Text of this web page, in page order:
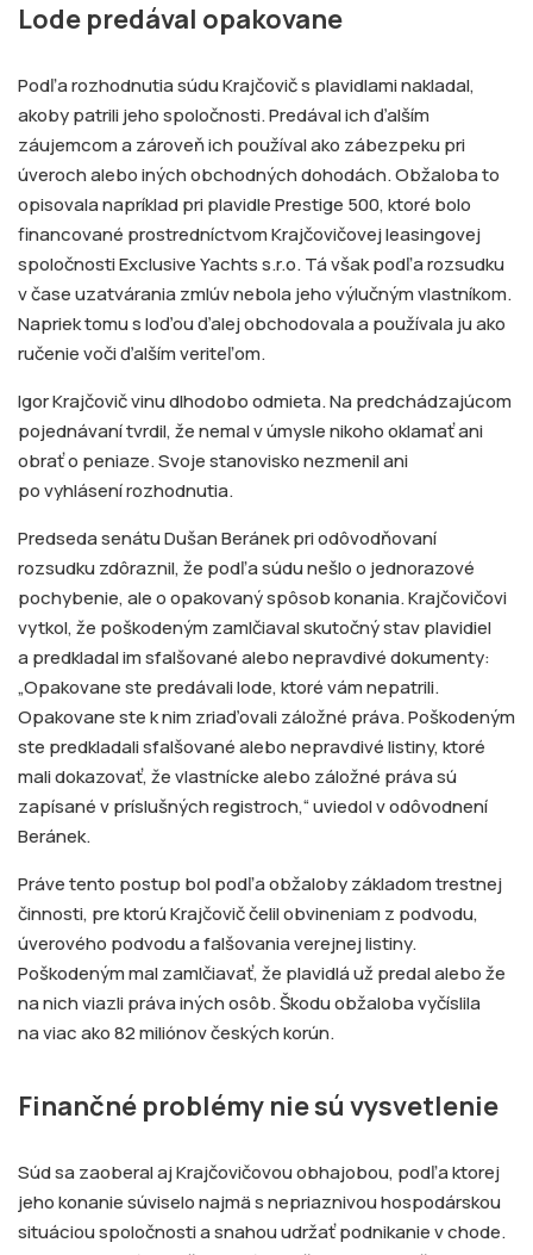
Lode predával opakovane
Podľa rozhodnutia súdu Krajčovič s plavidlami nakladal,
akoby patrili jeho spoločnosti. Predával ich ďalším
záujemcom a zároveň ich používal ako zábezpeku pri
úveroch alebo iných obchodných dohodách. Obžaloba to
opisovala napríklad pri plavidle Prestige 500, ktoré bolo
financované prostredníctvom Krajčovičovej leasingovej
spoločnosti Exclusive Yachts s.r.o. Tá však podľa rozsudku
v čase uzatvárania zmlúv nebola jeho výlučným vlastníkom.
Napriek tomu s loďou ďalej obchodovala a používala ju ako
ručenie voči ďalším veriteľom.
Igor Krajčovič vinu dlhodobo odmieta. Na predchádzajúcom
pojednávaní tvrdil, že nemal v úmysle nikoho oklamať ani
obrať o peniaze. Svoje stanovisko nezmenil ani
po vyhlásení rozhodnutia.
Predseda senátu Dušan Beránek pri odôvodňovaní
rozsudku zdôraznil, že podľa súdu nešlo o jednorazové
pochybenie, ale o opakovaný spôsob konania. Krajčovičovi
vytkol, že poškodeným zamlčiaval skutočný stav plavidiel
a predkladal im sfalšované alebo nepravdivé dokumenty:
„Opakovane ste predávali lode, ktoré vám nepatrili.
Opakovane ste k nim zriaďovali záložné práva. Poškodeným
ste predkladali sfalšované alebo nepravdivé listiny, ktoré
mali dokazovať, že vlastnícke alebo záložné práva sú
zapísané v príslušných registroch,“ uviedol v odôvodnení
Beránek.
Práve tento postup bol podľa obžaloby základom trestnej
činnosti, pre ktorú Krajčovič čelil obvineniam z podvodu,
úverového podvodu a falšovania verejnej listiny.
Poškodeným mal zamlčiavať, že plavidlá už predal alebo že
na nich viazli práva iných osôb. Škodu obžaloba vyčíslila
na viac ako 82 miliónov českých korún.
Finančné problémy nie sú vysvetlenie
Súd sa zaoberal aj Krajčovičovou obhajobou, podľa ktorej
jeho konanie súviselo najmä s nepriaznivou hospodárskou
situáciou spoločnosti a snahou udržať podnikanie v chode.